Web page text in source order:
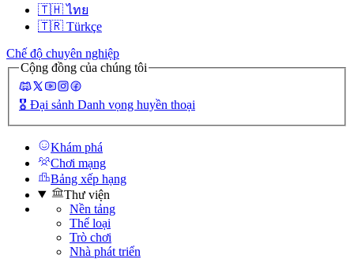
🇹🇭 ไทย
🇹🇷 Türkçe
Chế độ chuyên nghiệp
Cộng đồng của chúng tôi
🎖️ Đại sảnh Danh vọng huyền thoại
Khám phá
Chơi mạng
Bảng xếp hạng
Thư viện
Nền tảng
Thể loại
Trò chơi
Nhà phát triển